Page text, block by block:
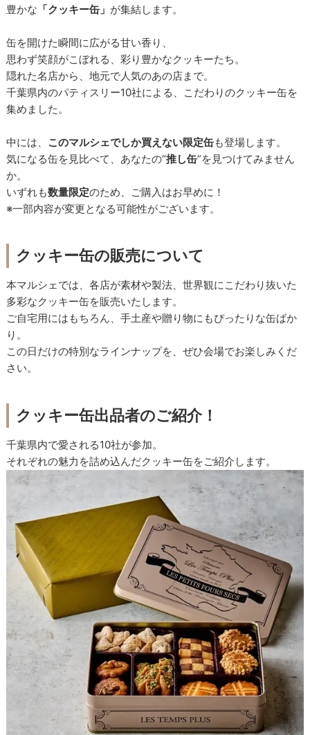
豊かな 「クッキー缶」 が集結します。
缶を開けた瞬間に広がる甘い香り、
思わず笑顔がこぼれる、彩り豊かなクッキーたち。
隠れた名店から、地元で人気のあの店まで。
千葉県内のパティスリー10社による、こだわりのクッキー缶を
集めました。
中には、 このマルシェでしか買えない限定缶も登場します。
気になる缶を見比べて、あなたの“推し缶”を見つけてみません
か。
いずれも数量限定のため、ご購入はお早めに！
※一部内容が変更となる可能性がございます。
クッキー缶の販売について
本マルシェでは、各店が素材や製法、世界観にこだわり抜いた
多彩なクッキー缶を販売いたします。
ご自宅用にはもちろん、手土産や贈り物にもぴったりな缶ばか
り。
この日だけの特別なラインナップを、ぜひ会場でお楽しみくだ
さい。
クッキー缶出品者のご紹介！
千葉県内で愛される10社が参加。
それぞれの魅力を詰め込んだクッキー缶をご紹介します。